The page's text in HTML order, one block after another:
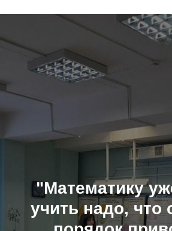
"Математику
учить надо, что